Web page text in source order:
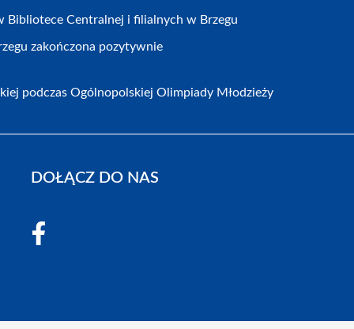
Bibliotece Centralnej i filialnych w Brzegu
zakończona pozytywnie
podczas Ogólnopolskiej Olimpiady Młodzieży
DOŁĄCZ DO NAS